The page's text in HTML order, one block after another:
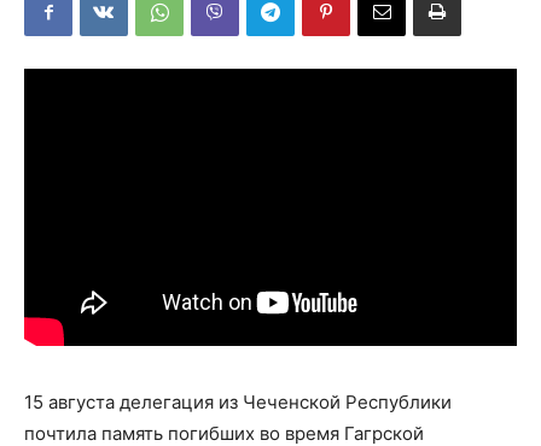
15 августа делегация из Чеченской Республики
почтила память погибших во время Гагрской